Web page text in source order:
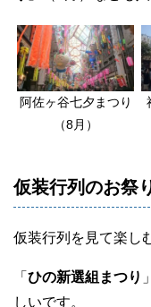
阿佐ヶ谷七夕まつり
（8月）
仮装行列のお祭
仮装行列を見て楽し
「 ひの新選組まつり
しいです。